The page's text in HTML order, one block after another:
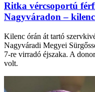
Ritka vércsoportú
Nagyváradon –
Kilenc órán át tartó
Nagyváradi Megyei
7-re virradó éjszaka. A
volt.